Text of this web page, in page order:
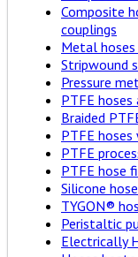
Composite
couplings
Metal
Stripwound
Pressure
PTFE
Braided
PTFE
PTFE
PTFE hose
Silicone
TYGON®
Peristaltic
Electrically